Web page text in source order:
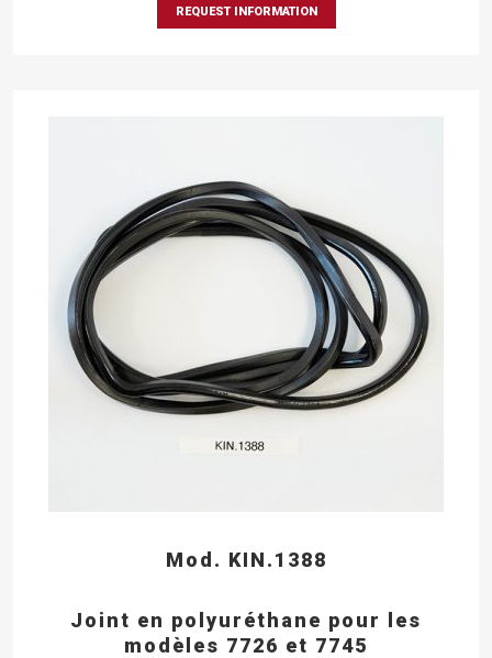
REQUEST INFORMATION
Mod. KIN.1388
Joint en polyuréthane pour les
modèles 7726 et 7745